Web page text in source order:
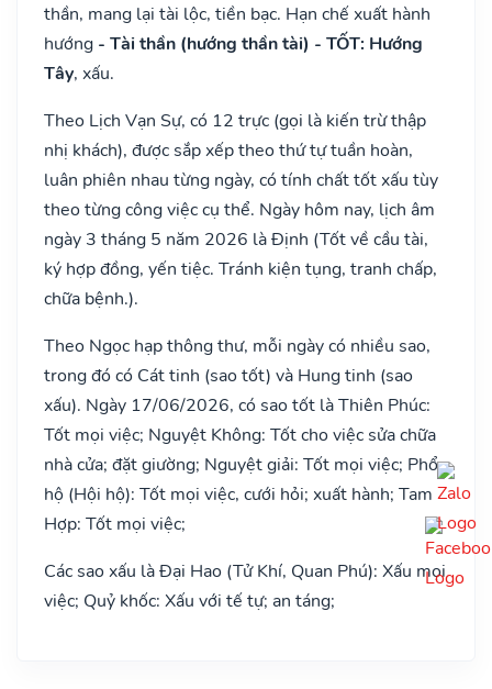
thần, mang lại tài lộc, tiền bạc. Hạn chế xuất hành
hướng - Tài thần (hướng thần tài) - TỐT: Hướng
Tây, xấu.
Theo Lịch Vạn Sự, có 12 trực (gọi là kiến trừ thập
nhị khách), được sắp xếp theo thứ tự tuần hoàn,
luân phiên nhau từng ngày, có tính chất tốt xấu tùy
theo từng công việc cụ thể. Ngày hôm nay, lịch âm
ngày 3 tháng 5 năm 2026 là Định (Tốt về cầu tài,
ký hợp đồng, yến tiệc. Tránh kiện tụng, tranh chấp,
chữa bệnh.).
Theo Ngọc hạp thông thư, mỗi ngày có nhiều sao,
trong đó có Cát tinh (sao tốt) và Hung tinh (sao
xấu). Ngày 17/06/2026, có sao tốt là Thiên Phúc:
Tốt mọi việc; Nguyệt Không: Tốt cho việc sửa chữa
nhà cửa; đặt giường; Nguyệt giải: Tốt mọi việc; Phổ
hộ (Hội hộ): Tốt mọi việc, cưới hỏi; xuất hành; Tam
Hợp: Tốt mọi việc;
Các sao xấu là Đại Hao (Tử Khí, Quan Phú): Xấu mọi
việc; Quỷ khốc: Xấu với tế tự; an táng;